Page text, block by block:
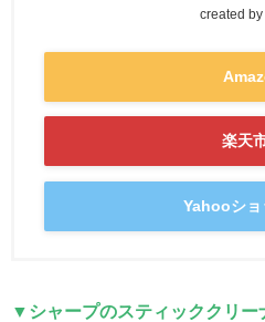
created by
楽天
Yahooショ
▼シャープのスティッククリー